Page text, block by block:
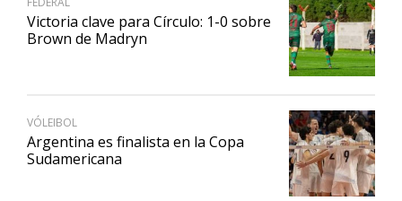
Victoria clave para Círculo: 1-0 sobre
Brown de Madryn
VÓLEIBOL
Argentina es finalista en la Copa
Sudamericana